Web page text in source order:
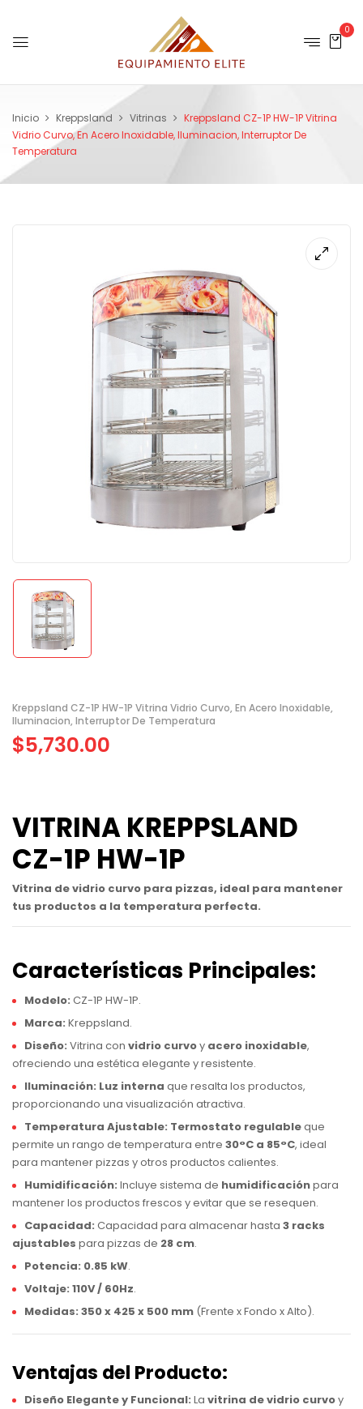
0
Inicio Kreppsland Vitrinas
Kreppsland CZ-1P HW-1P Vitrina
Vidrio Curvo, En Acero Inoxidable, Iluminacion, Interruptor De
Temperatura
Kreppsland CZ-1P HW-1P Vitrina Vidrio Curvo, En Acero Inoxidable,
Iluminacion, Interruptor De Temperatura
$5,730.00
VITRINA KREPPSLAND
CZ-1P HW-1P
Vitrina de vidrio curvo para pizzas, ideal para mantener
tus productos a la temperatura perfecta.
Características Principales:
Modelo: CZ-1P HW-1P.
Marca: Kreppsland.
Diseño: Vitrina con vidrio curvoy acero inoxidable,
ofreciendo una estética elegante y resistente.
Iluminación: Luz interna que resalta los productos,
proporcionando una visualización atractiva.
Temperatura Ajustable: Termostato regulableque
permite un rango de temperatura entre 30°C a 85°C, ideal
para mantener pizzas y otros productos calientes.
Humidificación: Incluye sistema de humidificaciónpara
mantener los productos frescos y evitar que se resequen.
Capacidad: Capacidad para almacenar hasta 3 racks
ajustables para pizzas de 28 cm.
Potencia: 0.85 kW.
Voltaje: 110V / 60Hz.
Medidas: 350 x 425 x 500 mm (Frente x Fondo x Alto).
Ventajas del Producto:
Diseño Elegante y Funcional: La vitrina de vidrio curvoy